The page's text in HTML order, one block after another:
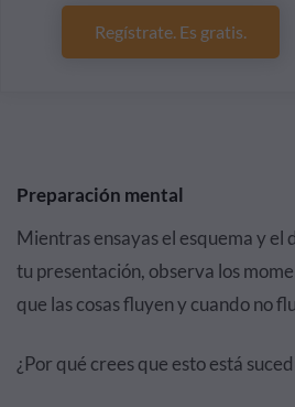
Regístrate. Es gratis.
Preparación mental
Mientras ensayas el esquema y el
tu presentación, observa los
que las cosas fluyen y cuando no
¿Por qué crees que esto está